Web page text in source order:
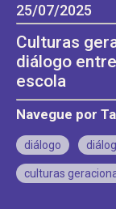
25/07/2025
Culturas
diálogo
escola
Navegue por
diálogo
culturas